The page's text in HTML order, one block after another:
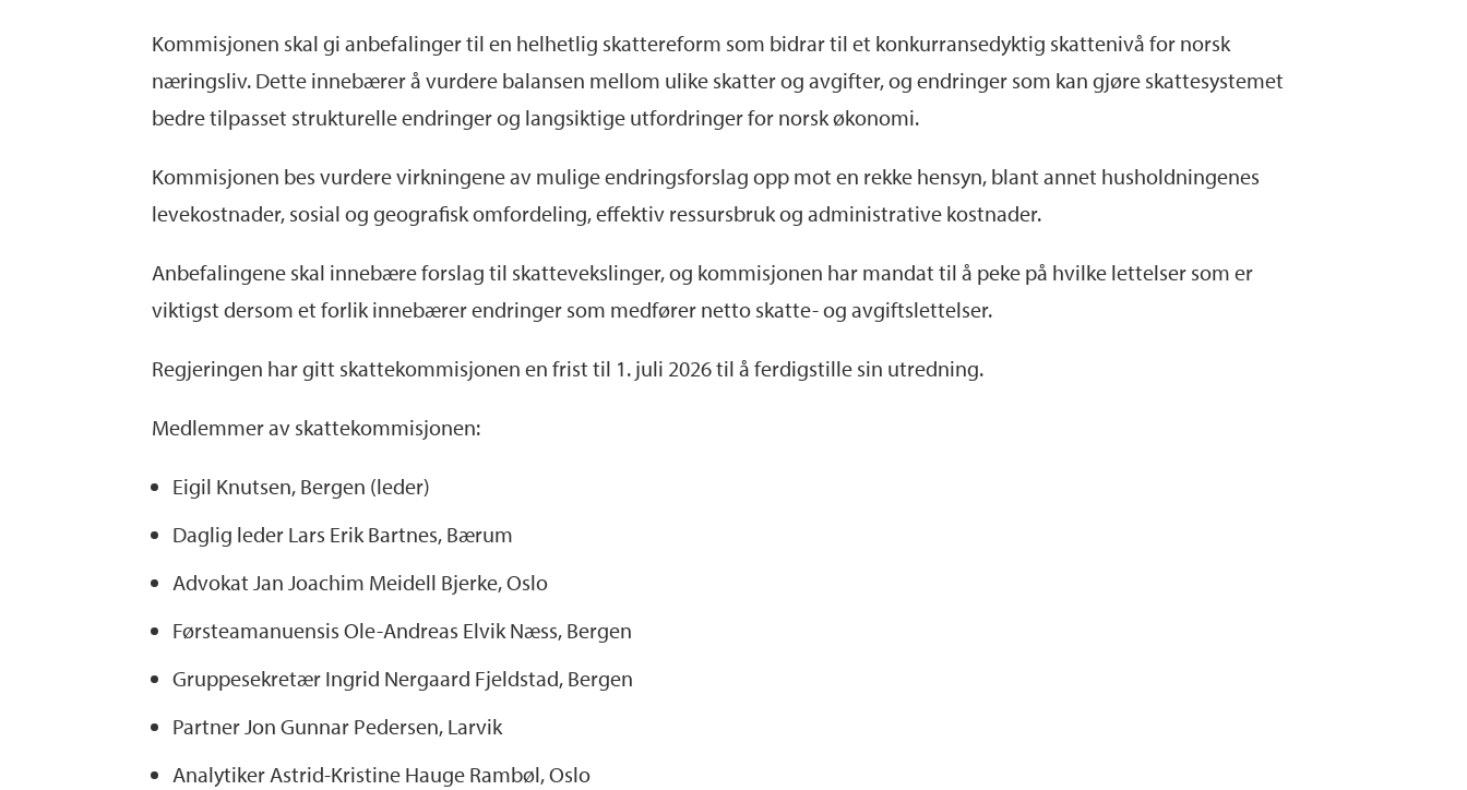
Kommisjonen skal gi anbefalinger til en helhetlig skattereform som bidrar til et konkurransedyktig skattenivå for norsk
næringsliv. Dette innebærer å vurdere balansen mellom ulike skatter og avgifter, og endringer som kan gjøre skattesystemet
bedre tilpasset strukturelle endringer og langsiktige utfordringer for norsk økonomi.
Kommisjonen bes vurdere virkningene av mulige endringsforslag opp mot en rekke hensyn, blant annet husholdningenes
levekostnader, sosial og geografisk omfordeling, effektiv ressursbruk og administrative kostnader.
Anbefalingene skal innebære forslag til skattevekslinger, og kommisjonen har mandat til å peke på hvilke lettelser som er
viktigst dersom et forlik innebærer endringer som medfører netto skatte- og avgiftslettelser.
Regjeringen har gitt skattekommisjonen en frist til 1. juli 2026 til å ferdigstille sin utredning.
Medlemmer av skattekommisjonen:
Eigil Knutsen, Bergen (leder)
Daglig leder Lars Erik Bartnes, Bærum
Advokat Jan Joachim Meidell Bjerke, Oslo
Førsteamanuensis Ole-Andreas Elvik Næss, Bergen
Gruppesekretær Ingrid Nergaard Fjeldstad, Bergen
Partner Jon Gunnar Pedersen, Larvik
Analytiker Astrid-Kristine Hauge Rambøl, Oslo